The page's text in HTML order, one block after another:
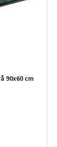
90x60 cm